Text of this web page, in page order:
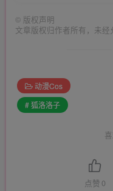
© 版权声明
文章版权归作者所有，未经
动漫Cos
# 狐洛洛子
点赞 0